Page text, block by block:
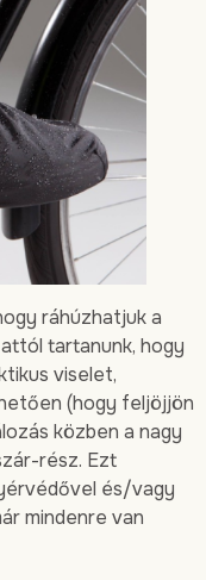
ráhúzhatjuk a
tartanunk, hogy
viselet,
(hogy feljöjjön
közben a nagy
rész. Ezt
és/vagy
mindenre van